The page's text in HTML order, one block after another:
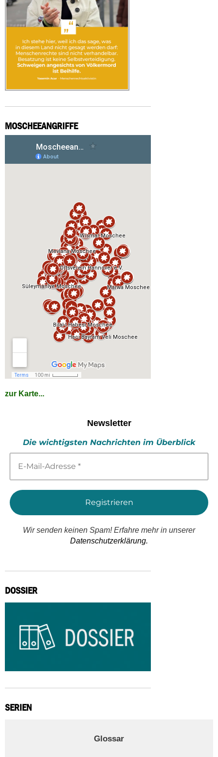
MOSCHEEANGRIFFE
zur Karte...
Newsletter
Die wichtigsten Nachrichten im Überblick
Mail-
*
Wir senden keinen Spam! Erfahre mehr in unserer
Datenschutzerklärung.
DOSSIER
SERIEN
Glossar